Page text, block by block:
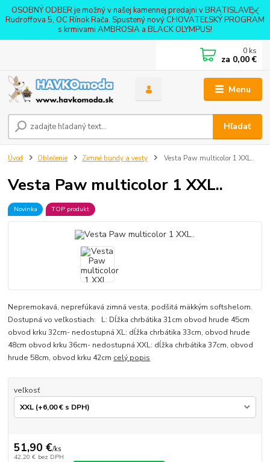
OSOBNÝ ODBER je možný v našej kamennej predajni v BRATISLAVE -
Rudroffova 5, OC Rínok Rača. Spustený nový CHOVATEĽSKÝ PROGRAM
s krmivami AMBROSIA a BLACK OLYMPUS!
Menu
Hľadať
0 ks
za 0,00 €
Úvod Oblečenie Zimné bundy a vesty Vesta Paw multicolor 1 XXL..
Vesta Paw multicolor 1 XXL..
Novinka TOP produkt
Nepremokavá, neprefúkavá zimná vesta, podšitá mäkkým softshelom.
Dostupná vo veľkostiach: L: Dĺžka chrbátika 31cm obvod hrude 45cm
obvod krku 32cm- nedostupná XL: dĺžka chrbátika 33cm, obvod hrude
48cm obvod krku 36cm- nedostupná XXL: dĺžka chrbátika 37cm, obvod
hrude 58cm, obvod krku 42cm celý popis
veľkosť
51,90 €/ks
42,20 € bez DPH